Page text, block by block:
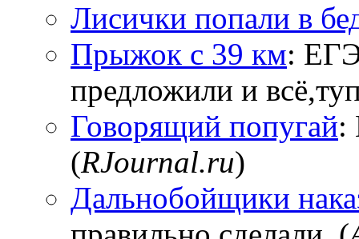
Лисички попали в
Прыжок с 39 км:
предложили и
Говорящий попугай:
(RJournal.ru)
Дальнобойщики